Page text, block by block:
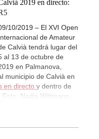
2019 en directo:
10/2019 – El XVI Open
de Amateur
Calvià tendrá lugar del
al 13 de octubre de
en Palmanova,
municipio de Calvià en
en directo y dentro de
Nadja Wittmann